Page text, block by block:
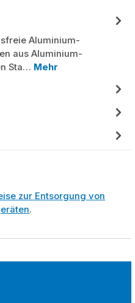
Aluminium-
aus Aluminium-
Sta… Mehr
zur Entsorgung von
.